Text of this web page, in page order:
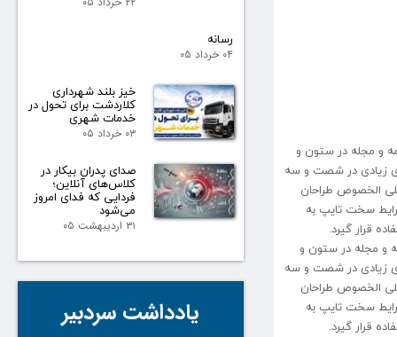
و مجله در ستون و
زیادی در شصت و سه
الخصوص طراحان
سخت تایپ به
قرار گیرد.
و مجله در ستون و
زیادی در شصت و سه
الخصوص طراحان
سخت تایپ به
قرار گیرد.
رسانه
۰۴ خرداد ۰۵
خیز بلند شهرداری
کلاردشت برای تحول در
خدمات شهری
۰۳ خرداد ۰۵
صدای پدران بیکار در
کلاس‌های آنلاین؛
فردایی که فدای امروز
می‌شود
۳۱ اردیبهشت ۰۵
یادداشت سردبیر